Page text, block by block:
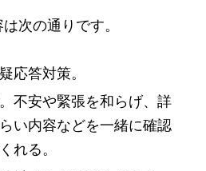
次の通りです。
応答対策。
不安や緊張を和らげ、詳
い内容などを一緒に確認
れる。